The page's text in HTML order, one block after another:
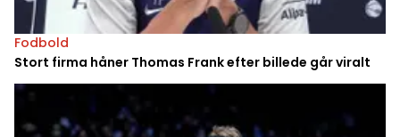
Fodbold
Stort firma håner Thomas Frank efter billede går viralt